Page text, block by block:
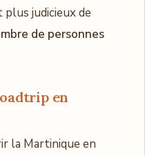
judicieux de
de personnes
en
la Martinique en